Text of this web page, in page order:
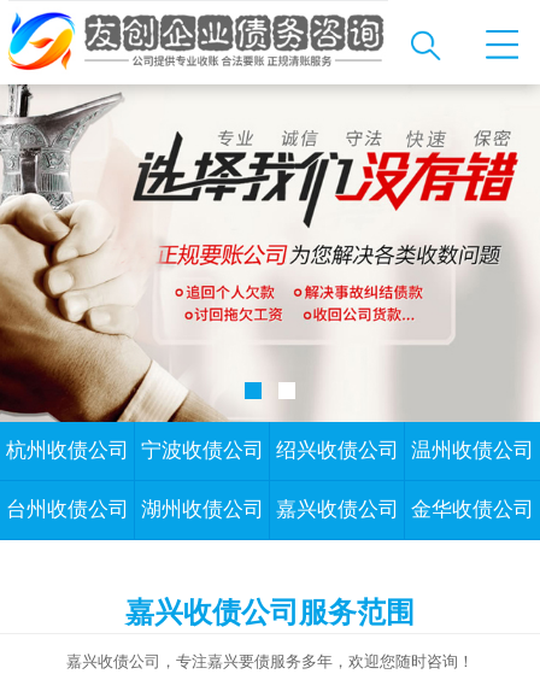
杭州收债公司 宁波收债公司 绍兴收债公司 温州收债公司
台州收债公司 湖州收债公司 嘉兴收债公司 金华收债公司
嘉兴收债公司服务范围
嘉兴收债公司，专注嘉兴要债服务多年，欢迎您随时咨询！